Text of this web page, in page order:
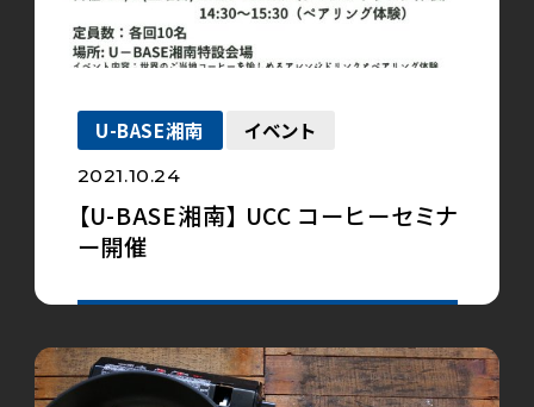
U-BASE湘南 イベント
2021.10.24
【U-BASE湘南】 UCC コーヒーセミナ
ー開催